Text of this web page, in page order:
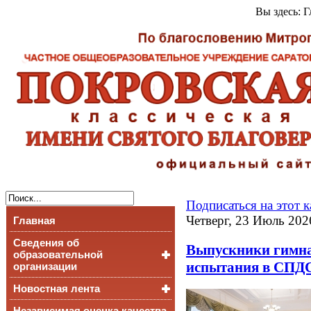
Вы здесь:
Главная
Сведения об
образовательной
организации
Основные сведения
Структура и органы
Новостная лента
Подписаться на этот
Четверг, 23 Июль
Выпускники
испытания в